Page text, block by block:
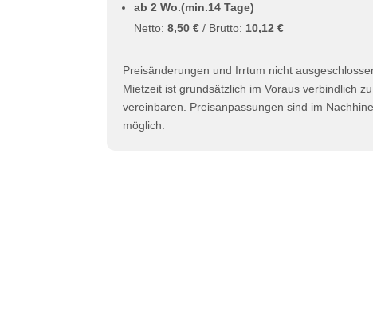
ab 2 Wo.(min.14 Tage)
Netto:8,50 € / Brutto: 10,12 €
Preisänderungen und Irrtum nicht
Mietzeit ist grundsätzlich im Voraus verbindlich zu
vereinbaren. Preisanpassungen sind im
möglich.